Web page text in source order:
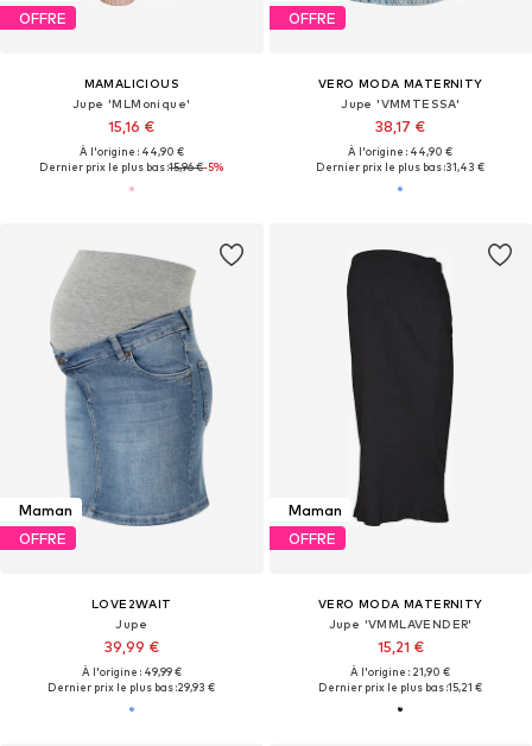
OFFRE
MAMALICIOUS
Jupe 'MLMonique'
15,16 €
À l'origine : 44,90 €
Dernier prix le plus bas :15,96 €-5%
OFFRE
VERO MODA MATERNITY
Jupe 'VMMTESSA'
38,17 €
À l'origine : 44,90 €
Dernier prix le plus bas :31,43 €
Maman
OFFRE
LOVE2WAIT
Jupe
39,99 €
À l'origine : 49,99 €
Dernier prix le plus bas :29,93 €
Maman
OFFRE
VERO MODA MATERNITY
Jupe 'VMMLAVENDER'
15,21 €
À l'origine : 21,90 €
Dernier prix le plus bas :15,21 €